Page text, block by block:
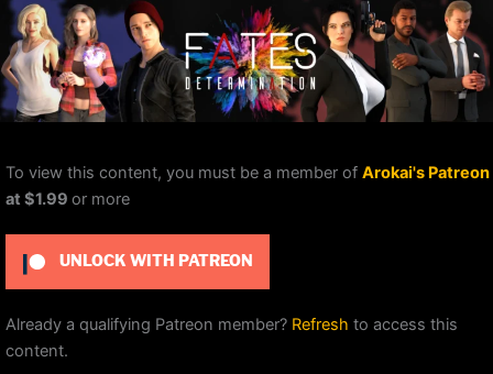
To view this content, you must be a member of Arokai's Patreon
at $1.99 or more
UNLOCK WITH PATREON
Already a qualifying Patreon member? Refresh to access this
content.